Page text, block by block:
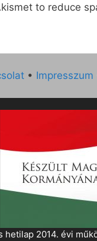
to reduce
• Impresszum
hetilap 2014. évi